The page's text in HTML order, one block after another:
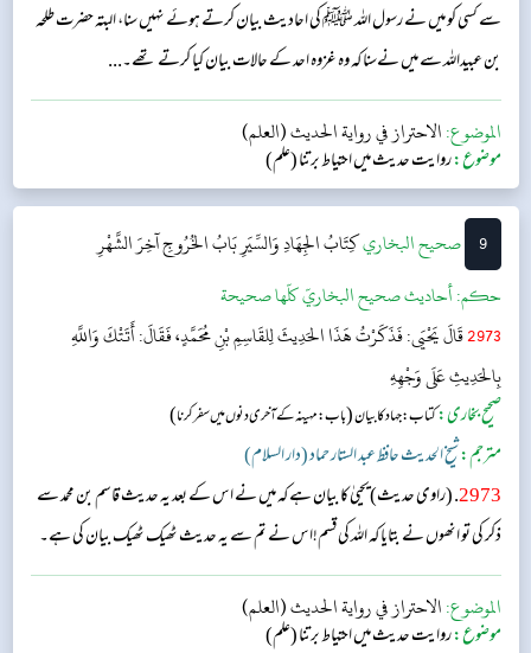
سے کسی کو میں نے رسول اللہ ﷺ کی احادیث بیان کرتے ہوئے نہیں سنا، البتہ حضرت طلحہ
بن عبیداللہ سے میں نےسنا کہ وہ غزوہ احد کے حالات بیان کیا کرتے تھے۔...
الموضوع:الاحتراز في رواية الحديث (العلم)
موضوع:روایت حدیث میں احتیاط برتنا (علم)
9 ‌‌صحيح البخاريكِتَابُ الجِهَادِ وَالسِّيَرِ بَابُ الخُرُوجِ آخِرَ الشَّهْرِ
حکم:أحاديث صحيح البخاريّ كلّها صحيحة
2973قَالَ يَحْيَى: فَذَكَرْتُ هَذَا الحَدِيثَ لِلقَاسِمِ بْنِ مُحَمَّدٍ، فَقَالَ: أَتَتْكَ وَاللَّهِ
بِالحَدِيثِ عَلَى وَجْهِهِ
صحیح بخاری:کتاب: جہاد کا بیان(باب : مہینہ کے آخری دنوں میں سفر کرنا)
مترجم:شیخ الحدیث حافظ عبد الستار حماد (دار السلام)
2973 . (راوی حدیث)یحییٰ کا بیان ہے کہ میں نے اس کے بعد یہ حدیث قاسم بن محمد سے
ذکر کی تو انھوں نے بتایا کہ اللہ کی قسم!اس نے تم سے یہ حدیث ٹھیک ٹھیک بیان کی ہے۔
الموضوع:الاحتراز في رواية الحديث (العلم)
موضوع:روایت حدیث میں احتیاط برتنا (علم)